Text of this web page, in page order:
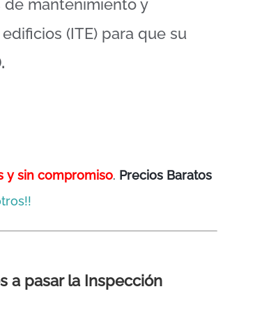
mantenimiento y
(ITE) para que su
y sin compromiso. Precios Baratos
a pasar la Inspección